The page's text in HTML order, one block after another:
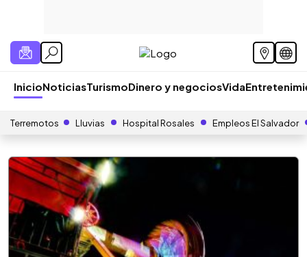
InicioNoticiasTurismoDinero y negociosVida
Terremotos Lluvias Hospital Rosales Empleos El Salvador